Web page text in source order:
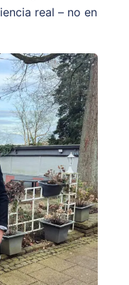
real – no en